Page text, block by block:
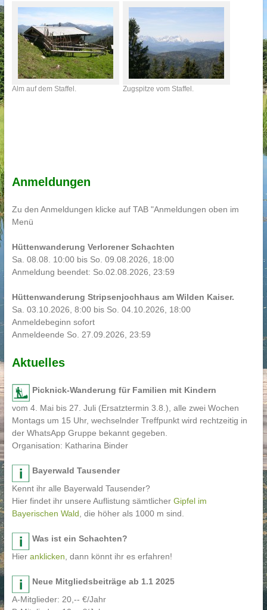
Alm auf dem Staffel. Zugspitze vom Staffel.
Anmeldungen
Zu den Anmeldungen klicke auf TAB "Anmeldungen oben im
Menü
Hüttenwanderung Verlorener Schachten
Sa. 08.08. 10:00 bis So. 09.08.2026, 18:00
Anmeldung beendet: So.02.08.2026, 23:59
Hüttenwanderung Stripsenjochhaus am Wilden Kaiser.
Sa. 03.10.2026, 8:00 bis So. 04.10.2026, 18:00
Anmeldebeginn sofort
Anmeldeende So. 27.09.2026, 23:59
Aktuelles
Picknick-Wanderung für Familien mit Kindern
vom 4. Mai bis 27. Juli (Ersatztermin 3.8.), alle zwei Wochen
Montags um 15 Uhr, wechselnder Treffpunkt wird rechtzeitig in
der WhatsApp Gruppe bekannt gegeben.
Organisation: Katharina Binder
Bayerwald Tausender
Kennt ihr alle Bayerwald Tausender?
Hier findet ihr unsere Auflistung sämtlicher Gipfel im
Bayerischen Wald , die höher als 1000 m sind.
Was ist ein Schachten?
Hieranklicken , dann könnt ihr es erfahren!
Neue Mitgliedsbeiträge ab 1.1 2025
A-Mitglieder: 20,-- €/Jahr